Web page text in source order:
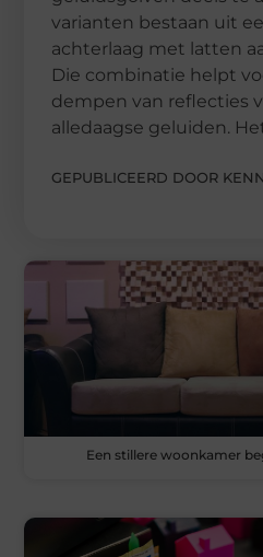
varianten bestaan uit
achterlaag met latten
Die combinatie helpt
dempen van reflecties
alledaagse geluiden.
GEPUBLICEERD DOOR
Een stillere woonkamer